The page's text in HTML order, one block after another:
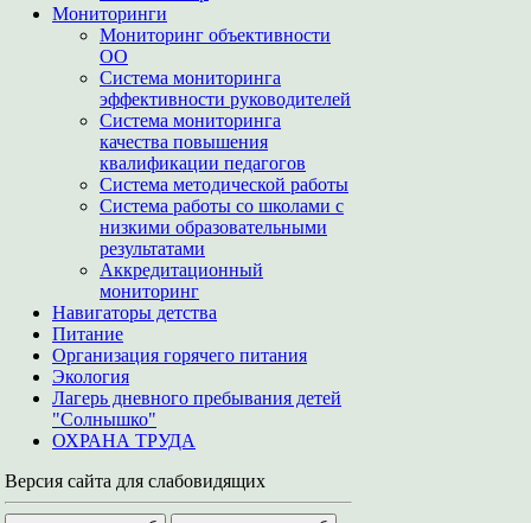
Мониторинги
Мониторинг объективности
ОО
Система мониторинга
эффективности руководителей
Система мониторинга
качества повышения
квалификации педагогов
Система методической работы
Система работы со школами с
низкими образовательными
результатами
Аккредитационный
мониторинг
Навигаторы детства
Питание
Организация горячего питания
Экология
Лагерь дневного пребывания детей
"Солнышко"
ОХРАНА ТРУДА
Версия сайта для слабовидящих